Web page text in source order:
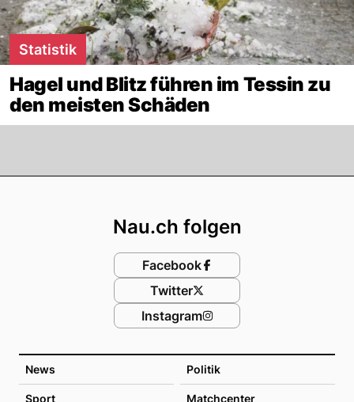
Statistik
Hagel und Blitz führen im Tessin zu
den meisten Schäden
News Politik
Sport Matchcenter
Nau.ch folgen
Facebook
Twitter
Instagram